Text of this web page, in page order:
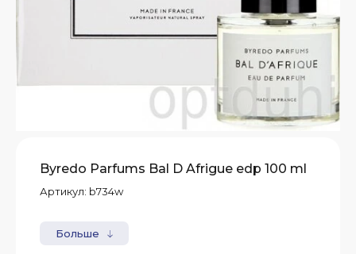
Byredo Parfums Bal D Afrigue edp 100 ml
Артикул: b734w
Больше